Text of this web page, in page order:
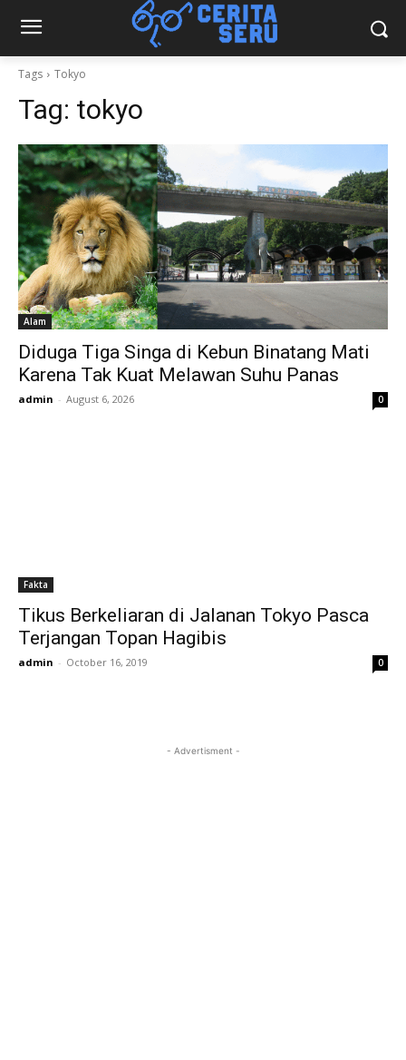
Tags Tokyo
Tag: tokyo
Alam
Diduga Tiga Singa di Kebun Binatang Mati
Karena Tak Kuat Melawan Suhu Panas
admin - August 6, 2026 0
Fakta
Tikus Berkeliaran di Jalanan Tokyo Pasca
Terjangan Topan Hagibis
admin - October 16, 2019 0
- Advertisment -